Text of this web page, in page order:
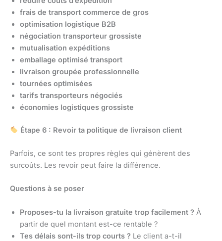
frais de transport commerce de gros
optimisation logistique B2B
négociation transporteur grossiste
mutualisation expéditions
emballage optimisé transport
livraison groupée professionnelle
tournées optimisées
tarifs transporteurs négociés
économies logistiques grossiste
Étape 6 : Revoir ta politique de livraison client
Parfois, ce sont tes propres règles qui génèrent des
surcoûts. Les revoir peut faire la différence.
Questions à se poser
Proposes-tu la livraison gratuite trop facilement ? À
partir de quel montant est-ce rentable ?
Tes délais sont-ils trop courts ? Le client a-t-il